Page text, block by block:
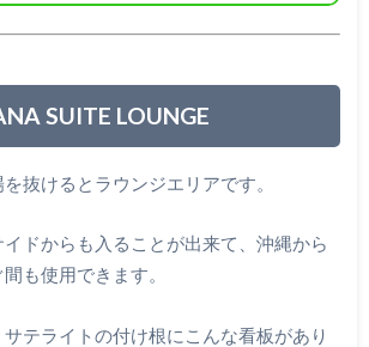
SUITE LOUNGE
抜けるとラウンジエリアです。
ドからも入ることが出来て、沖縄から
も使用できます。
テライトの付け根にこんな看板があり